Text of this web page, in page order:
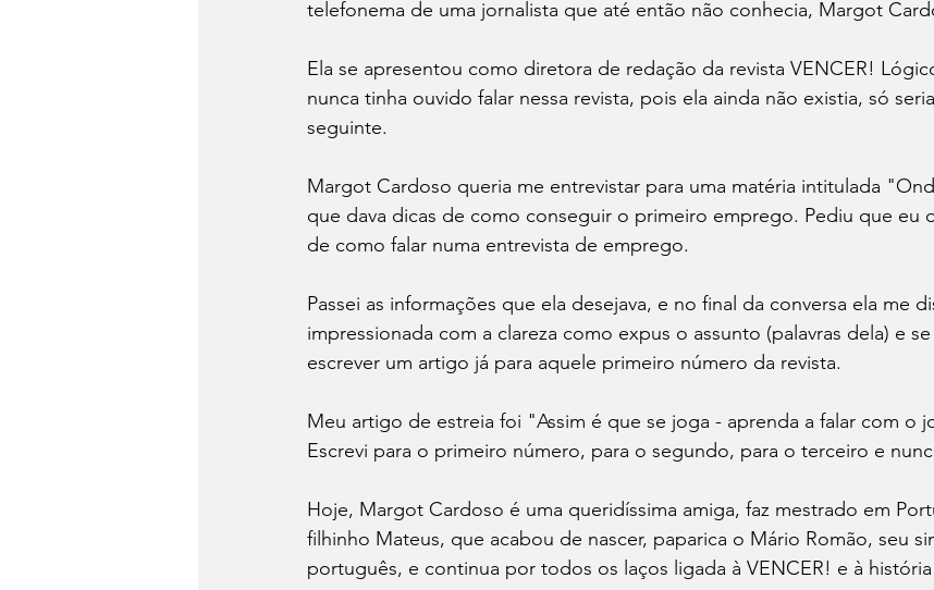
telefonema de uma jornalista que até então não conhecia, Margot
Ela se apresentou como diretora de redação da revista VENCER!
nunca tinha ouvido falar nessa revista, pois ela ainda não existia, só
seguinte.
Margot Cardoso queria me entrevistar para uma matéria intitulada
que dava dicas de como conseguir o primeiro emprego. Pediu que eu
de como falar numa entrevista de emprego.
Passei as informações que ela desejava, e no final da conversa ela me
impressionada com a clareza como expus o assunto (palavras dela) e
escrever um artigo já para aquele primeiro número da revista.
Meu artigo de estreia foi "Assim é que se joga - aprenda a falar com o
Escrevi para o primeiro número, para o segundo, para o terceiro e
Hoje, Margot Cardoso é uma queridíssima amiga, faz mestrado em
filhinho Mateus, que acabou de nascer, paparica o Mário Romão, seu
português, e continua por todos os laços ligada à VENCER! e à